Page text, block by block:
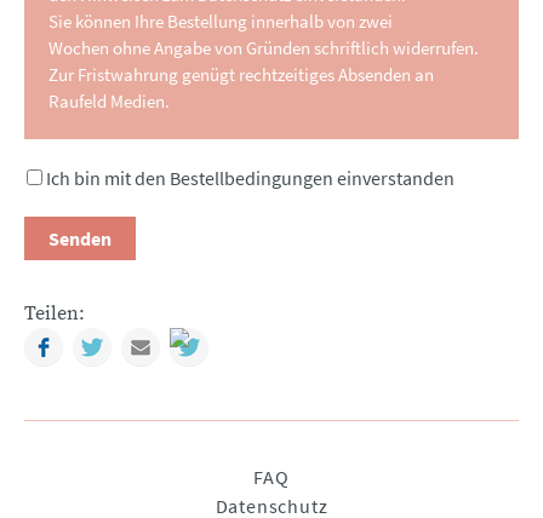
Sie können Ihre Bestellung innerhalb von zwei
Wochen ohne Angabe von Gründen schriftlich widerrufen.
Zur Fristwahrung genügt rechtzeitiges Absenden an
Raufeld Medien.
Ich bin mit den Bestellbedingungen einverstanden
Senden
Teilen:
FacebookTwitterMail
FAQ
Datenschutz